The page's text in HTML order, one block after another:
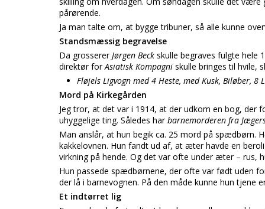
pårørende.
Ja man talte om, at bygge tribuner, så alle kunne
Standsmæssig begravelse
Da grossererJørgen Beck skulle begraves fulgte hele
direktør forAsiatisk Kompagni skulle bringes til hvile,
Fløjels Ligvogn med 4 Heste, med Kusk, Biløber,
Mord på Kirkegården
Jeg tror, at det var i 1914, at der udkom en bog, der
uhyggelige ting. Således harbarnemorderen fra
Man anslår, at hun begik ca. 25 mord på spædbørn.
kakkelovnen. Hun fandt ud af, at æter havde en
virkning på hende. Og det var ofte under æter – rus,
Hun passede spædbørnene, der ofte var født uden
der lå i barnevognen. På den måde kunne hun tjene
Et indtørret lig